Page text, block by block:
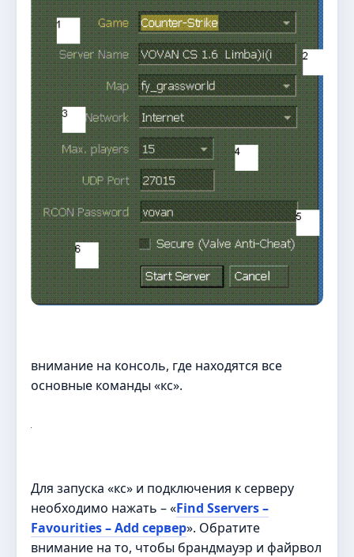
внимание на консоль, где находятся все
основные команды «кс».
Для запуска «кс» и подключения к серверу
необходимо нажать – «Find Sservers –
Favourities – Add сервер». Обратите
внимание на то, чтобы брандмауэр и файрвол